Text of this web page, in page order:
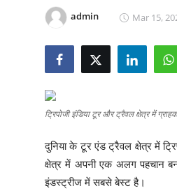
लाइफस्टाइल
टेक्नोलॉजी
admin Mar 15,
ट्रिपोजी इंडिया टूर और ट्रैवल क्षेत्र में
दुनिया के टूर एंड ट्रैवल क्षेत्र में
क्षेत्र में अपनी एक अलग पहचान
इंडस्ट्रीज में सबसे बेस्ट है।